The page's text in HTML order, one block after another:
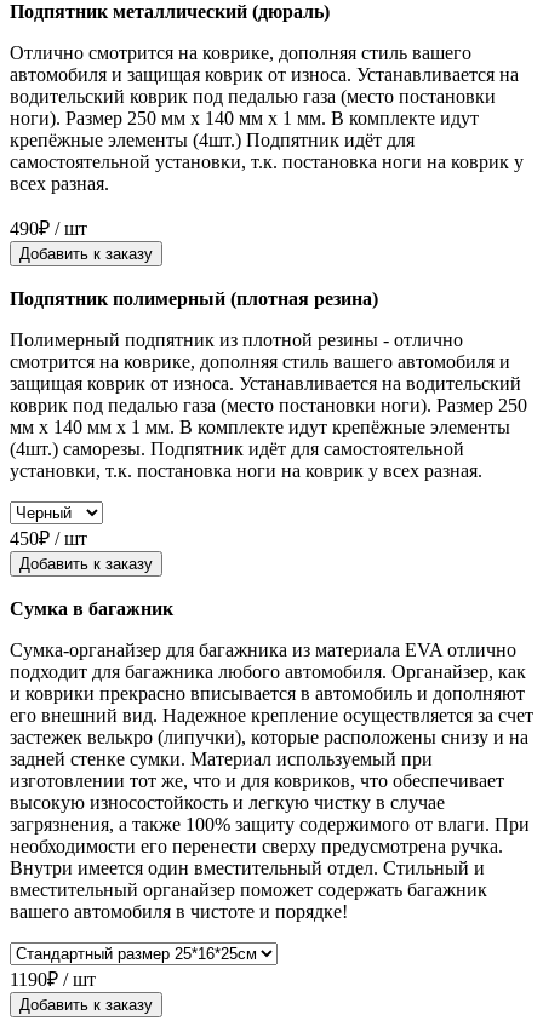
Подпятник металлический (дюраль)
Отлично смотрится на коврике, дополняя стиль вашего
автомобиля и защищая коврик от износа. Устанавливается на
водительский коврик под педалью газа (место постановки
ноги). Размер 250 мм x 140 мм x 1 мм. В комплекте идут
крепёжные элементы (4шт.) Подпятник идёт для
самостоятельной установки, т.к. постановка ноги на коврик у
всех разная.
490₽ / шт
Добавить к заказу
Подпятник полимерный (плотная резина)
Полимерный подпятник из плотной резины - отлично
смотрится на коврике, дополняя стиль вашего автомобиля и
защищая коврик от износа. Устанавливается на водительский
коврик под педалью газа (место постановки ноги). Размер 250
мм x 140 мм x 1 мм. В комплекте идут крепёжные элементы
(4шт.) саморезы. Подпятник идёт для самостоятельной
установки, т.к. постановка ноги на коврик у всех разная.
450₽ / шт
Добавить к заказу
Сумка в багажник
Сумка-органайзер для багажника из материала EVA отлично
подходит для багажника любого автомобиля. Органайзер, как
и коврики прекрасно вписывается в автомобиль и дополняют
его внешний вид. Надежное крепление осуществляется за счет
застежек велькро (липучки), которые расположены снизу и на
задней стенке сумки. Материал используемый при
изготовлении тот же, что и для ковриков, что обеспечивает
высокую износостойкость и легкую чистку в случае
загрязнения, а также 100% защиту содержимого от влаги. При
необходимости его перенести сверху предусмотрена ручка.
Внутри имеется один вместительный отдел. Стильный и
вместительный органайзер поможет содержать багажник
вашего автомобиля в чистоте и порядке!
1190₽ / шт
Добавить к заказу